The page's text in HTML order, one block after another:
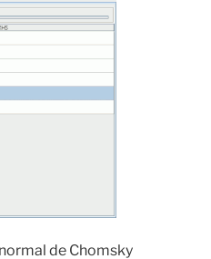
de Chomsky